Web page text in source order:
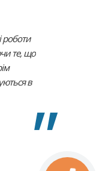
роботи
те, що
в